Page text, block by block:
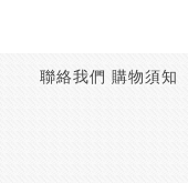
購物須知
聯絡我們